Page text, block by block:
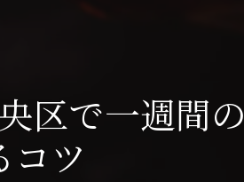
区で一週間
コツ